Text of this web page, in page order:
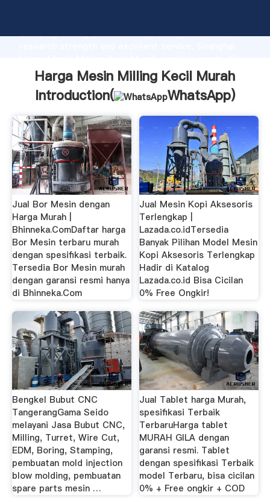
Grasping strong production capability, advanced
value and bring values to all of customers.
Harga Mesin Milling Kecil Murah
Introduction(
WhatsApp)
Jual Bor Mesin dengan
Harga Murah |
Bhinneka.ComDaftar harga
Bor Mesin terbaru murah
dengan spesifikasi terbaik.
Tersedia Bor Mesin murah
dengan garansi resmi hanya
di Bhinneka.Com
Jual Mesin Kopi Aksesoris
Terlengkap |
Lazada.co.idTersedia
Banyak Pilihan Model Mesin
Kopi Aksesoris Terlengkap
Hadir di Katalog
Lazada.co.id Bisa Cicilan
0% Free Ongkir!
Bengkel Bubut CNC
TangerangGama Seido
melayani Jasa Bubut CNC,
Milling, Turret, Wire Cut,
EDM, Boring, Stamping,
pembuatan mold injection
blow molding, pembuatan
spare parts mesin …
Jual Tablet harga Murah,
spesifikasi Terbaik
TerbaruHarga tablet
MURAH GILA dengan
garansi resmi. Tablet
dengan spesifikasi Terbaik
model Terbaru, bisa cicilan
0% + Free ongkir + COD